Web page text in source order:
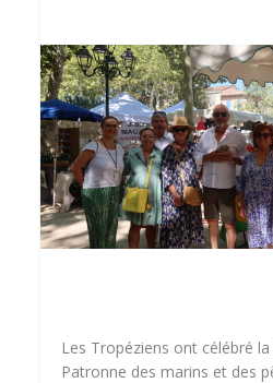
Les Tropéziens ont célébré
Patronne des marins et des